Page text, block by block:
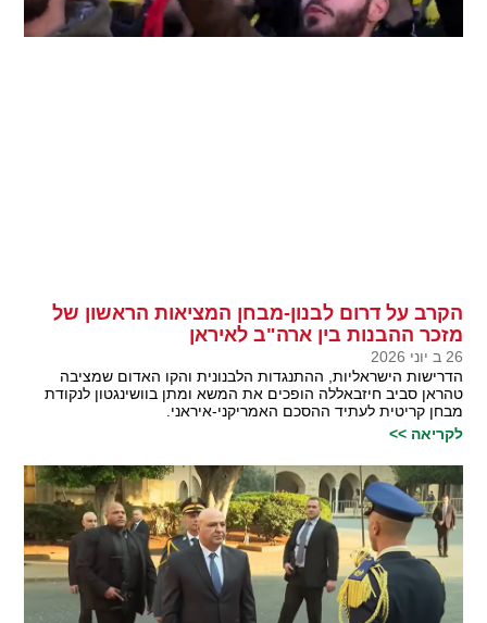
הקרב על דרום לבנון-מבחן המציאות הראשון של
מזכר ההבנות בין ארה"ב לאיראן
26 ב יוני 2026
הדרישות הישראליות, ההתנגדות הלבנונית והקו האדום שמציבה
טהראן סביב חיזבאללה הופכים את המשא ומתן בוושינגטון לנקודת
מבחן קריטית לעתיד ההסכם האמריקני-איראני.
לקריאה >>